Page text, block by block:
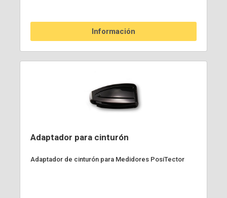
Información
Adaptador para cinturón
Adaptador de cinturón para Medidores PosiTector